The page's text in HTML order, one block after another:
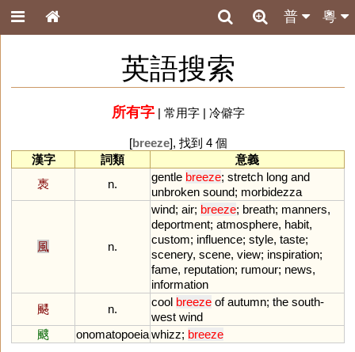
粵
普
英語搜索
所有字| 常用字| 冷僻字
[breeze], 找到 4 個
漢字
詞類
意義
褭
n.
gentle breeze; stretch long and
unbroken sound; morbidezza
風 n.
wind; air; breeze; breath; manners,
deportment; atmosphere, habit,
custom; influence; style, taste;
scenery, scene, view; inspiration;
fame, reputation; rumour; news,
information
颸
n.
cool breeze of autumn; the south-
west wind
颼
onomatopoeiawhizz; breeze